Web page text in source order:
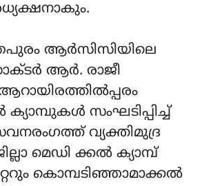
ആർസിസിയിലെ
ആർ. രാജീ
സംഘടിപ്പിച്ച്
വ്യക്തിമുദ്ര
മെഡി ക്കൽ ക്യാമ്പ്
കൊമ്പടിഞ്ഞാമാക്കൽ